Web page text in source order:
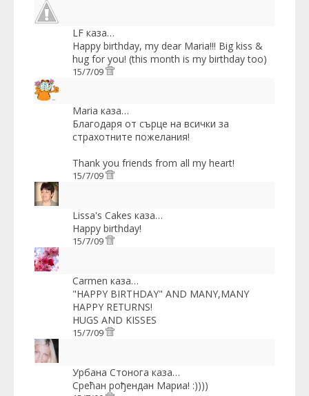
LF каза…
Happy birthday, my dear Maria!!! Big kiss &
hug for you! (this month is my birthday too)
15/7/09
Maria каза…
Благодаря от сърце на всички за
страхотните пожелания!
Thank you friends from all my heart!
15/7/09
Lissa's Cakes каза…
Happy birthday!
15/7/09
Carmen каза…
"HAPPY BIRTHDAY" AND MANY,MANY
HAPPY RETURNS!
HUGS AND KISSES
15/7/09
Урбана Стонога каза…
Срећан рођендан Мариа! :))))